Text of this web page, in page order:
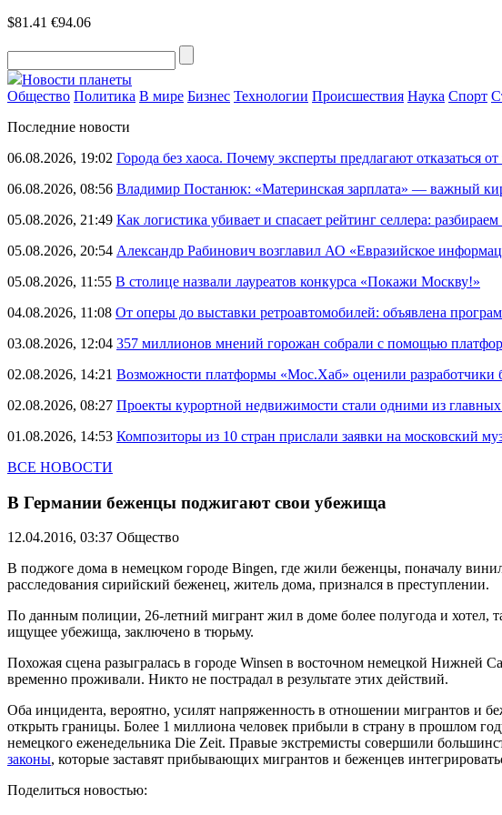
$81.41 €94.06
Новости планеты
Общество Политика В мире Бизнес Технологии Происшествия Наука Спорт
Последние новости
06.08.2026, 19:02 Города без хаоса. Почему эксперты предлагают отказаться
06.08.2026, 08:56 Владимир Постанюк: «Материнская зарплата» — важный
05.08.2026, 21:49 Как логистика убивает и спасает рейтинг селлера:
05.08.2026, 20:54 Александр Рабинович возглавил АО «Евразийское
05.08.2026, 11:55 В столице назвали лауреатов конкурса «Покажи Москву!»
04.08.2026, 11:08 От оперы до выставки ретроавтомобилей: объявлена
03.08.2026, 12:04 357 миллионов мнений горожан собрали с помощью
02.08.2026, 14:21 Возможности платформы «Мос.Хаб» оценили разработчики
02.08.2026, 08:27 Проекты курортной недвижимости стали одними из
01.08.2026, 14:53 Композиторы из 10 стран прислали заявки на московский
ВСЕ НОВОСТИ
В Германии беженцы поджигают свои убежища
12.04.2016, 03:37 Общество
В поджоге дома в немецком городе Bingen, где жили беженцы, поначалу
расследования сирийский беженец, житель дома, признался в преступлении.
По данным полиции, 26-летний мигрант жил в доме более полугода и хотел,
ищущее убежища, заключено в тюрьму.
Похожая сцена разыгралась в городе Winsen в восточном немецкой Нижней
временно проживали. Никто не пострадал в результате этих действий.
Оба инцидента, вероятно, усилят напряженность в отношении мигрантов и
открыть границы. Более 1 миллиона человек прибыли в страну в прошлом
немецкого еженедельника Die Zeit. Правые экстремисты совершили
законы, которые заставят прибывающих мигрантов и беженцев
Поделиться новостью: